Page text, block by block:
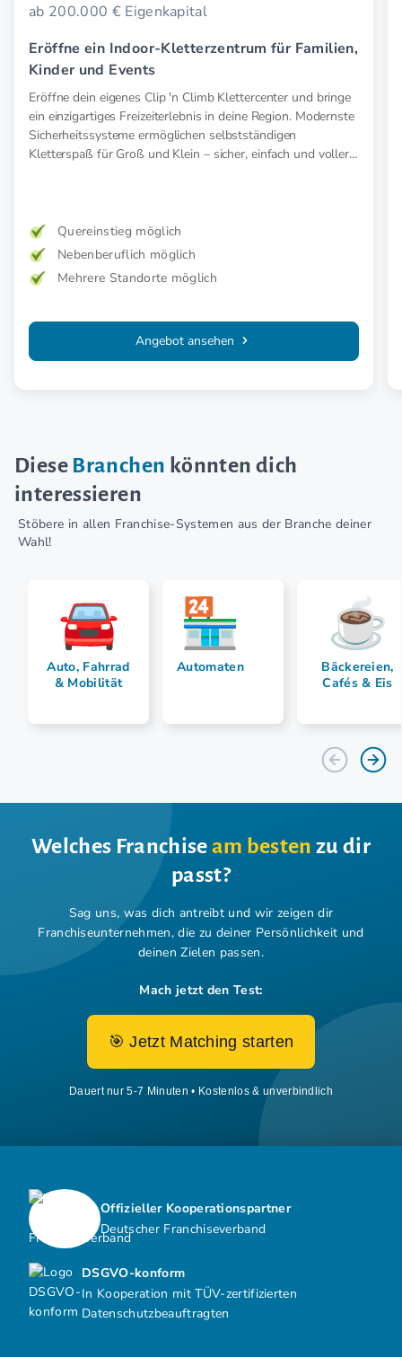
ab 200.000 € Eigenkapital
Eröffne ein Indoor-Kletterzentrum für Familien,
Kinder und Events
Eröffne dein eigenes Clip 'n Climb Klettercenter und bringe
ein einzigartiges Freizeiterlebnis in deine Region. Modernste
Sicherheitssysteme ermöglichen selbstständigen
Kletterspaß für Groß und Klein – sicher, einfach und voller
Quereinstieg möglich
Nebenberuflich möglich
Mehrere Standorte möglich
Angebot ansehen
Diese Branchen könnten dich
interessieren
Stöbere in allen Franchise-Systemen aus der Branche deiner
Wahl!
Auto, Fahrrad
& Mobilität
Automaten
Bäckereien,
Cafés & Eis
Welches Franchiseam besten zu dir
passt?
Sag uns, was dich antreibt und wir zeigen dir
Franchiseunternehmen, die zu deiner Persönlichkeit und
deinen Zielen passen.
Mach jetzt den Test:
🎯 Jetzt Matching starten
Dauert nur 5-7 Minuten • Kostenlos & unverbindlich
DSGVO-konform
In Kooperation mit TÜV-zertifizierten
Datenschutzbeauftragten
Offizieller Kooperationspartner
Deutscher Franchiseverband